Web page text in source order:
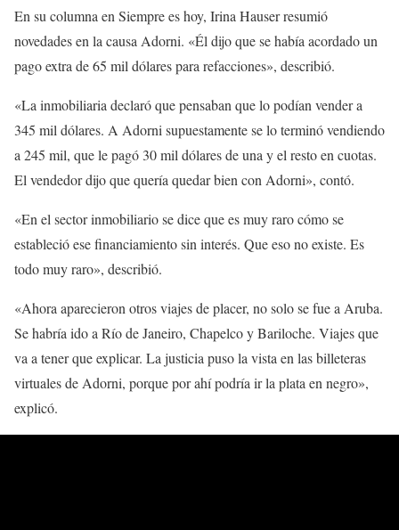
En su columna en Siempre es hoy, Irina Hauser resumió
novedades en la causa Adorni. «Él dijo que se había acordado un
pago extra de 65 mil dólares para refacciones», describió.
«La inmobiliaria declaró que pensaban que lo podían vender a
345 mil dólares. A Adorni supuestamente se lo terminó vendiendo
a 245 mil, que le pagó 30 mil dólares de una y el resto en cuotas.
El vendedor dijo que quería quedar bien con Adorni», contó.
«En el sector inmobiliario se dice que es muy raro cómo se
estableció ese financiamiento sin interés. Que eso no existe. Es
todo muy raro», describió.
«Ahora aparecieron otros viajes de placer, no solo se fue a Aruba.
Se habría ido a Río de Janeiro, Chapelco y Bariloche. Viajes que
va a tener que explicar. La justicia puso la vista en las billeteras
virtuales de Adorni, porque por ahí podría ir la plata en negro»,
explicó.